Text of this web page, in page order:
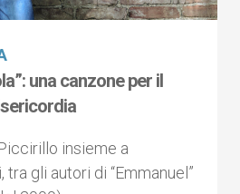
una canzone per il
insieme a
gli autori di “Emmanuel”